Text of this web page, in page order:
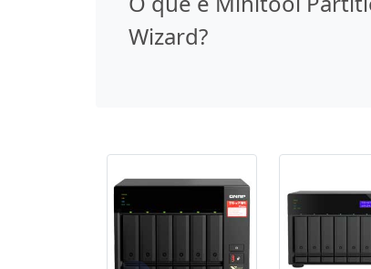
Wizard?